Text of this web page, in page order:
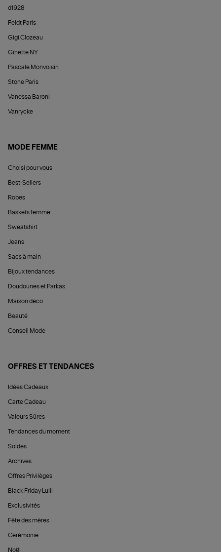
d1928
Feidt Paris
Gigi Clozeau
Ginette NY
Pascale Monvoisin
Stone Paris
Vanessa Baroni
Vanrycke
MODE FEMME
Choisi pour vous
Best-Sellers
Robes
Baskets femme
Sweatshirt
Jeans
Sacs à main
Bijoux tendances
Doudounes et Parkas
Maison déco
Beauté
Conseil Mode
OFFRES ET TENDANCES
Idées Cadeaux
Carte Cadeau
Valeurs Sûres
Tendances du moment
Soldes
Archives
Offres Privilèges
Black Friday Lulli
Exclusivités
Fête des mères
Cérémonie
Noël